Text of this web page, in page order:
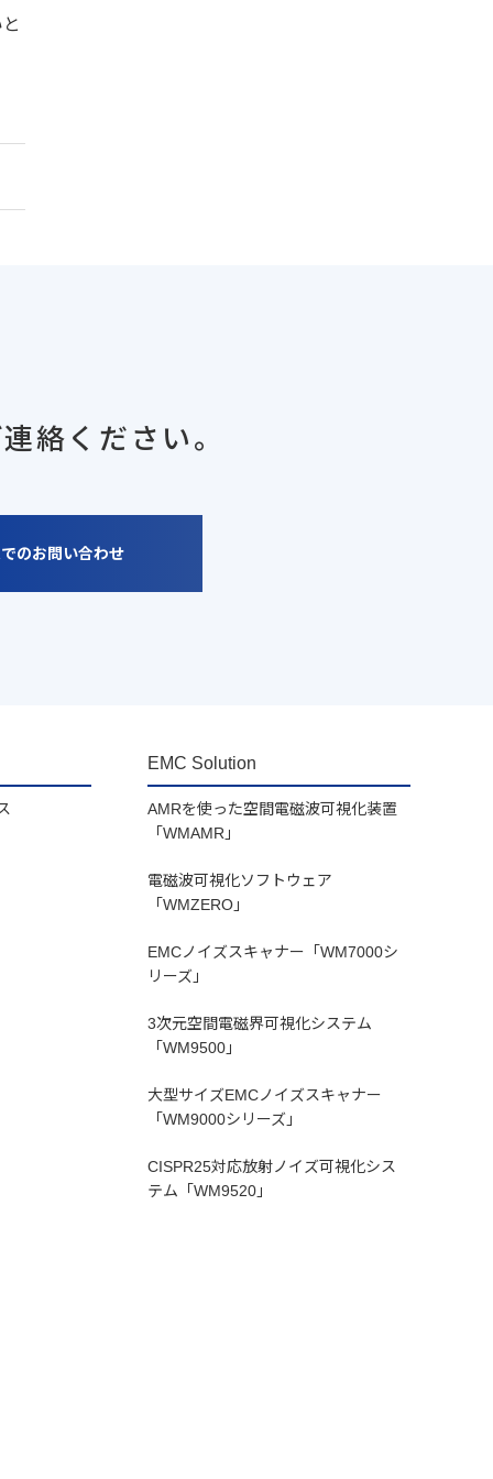
絡ください。
のお問い合わせ
EMC Solution
AMRを使った空間電磁波可視化装置
「WMAMR」
電磁波可視化ソフトウェア
「WMZERO」
EMCノイズスキャナー「WM7000シ
リーズ」
3次元空間電磁界可視化システム
「WM9500」
大型サイズEMCノイズスキャナー
「WM9000シリーズ」
CISPR25対応放射ノイズ可視化シス
テム「WM9520」